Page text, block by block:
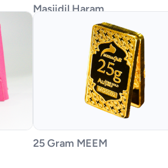
Masjidil Haram
25 Gram MEEM